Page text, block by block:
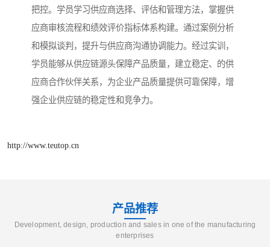
把控。学员学习供应商选择、评估和管理方法，掌握供
应商审核流程和绩效评价指标体系构建。通过案例分析
和模拟谈判，提升与供应商沟通协调能力。经过实训，
学员能够从供应链源头保障产品质量，建立稳定、的供
应商合作伙伴关系，为企业产品质量提供可靠保障，增
强企业供应链的稳定性和竞争力。
http://www.teutop.cn
产品推荐
Development, design, production and sales in one of the manufacturing
enterprises